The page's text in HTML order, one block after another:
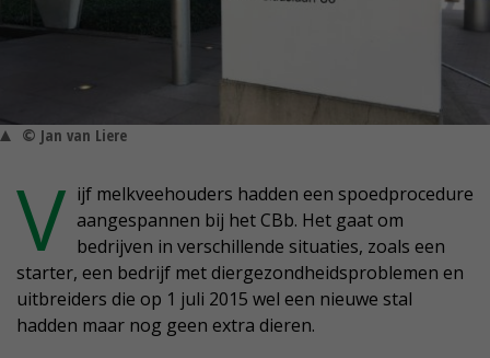
© Jan van Liere
V ijf melkveehouders hadden een spoedprocedure
aangespannen bij het CBb. Het gaat om
bedrijven in verschillende situaties, zoals een
starter, een bedrijf met diergezondheidsproblemen en
uitbreiders die op 1 juli 2015 wel een nieuwe stal
hadden maar nog geen extra dieren.